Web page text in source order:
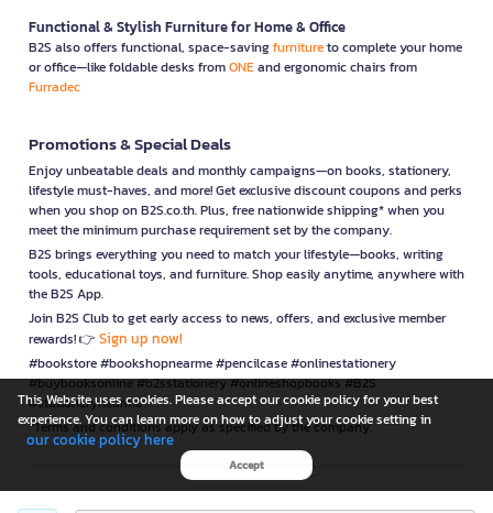
Functional & Stylish Furniture for Home & Office
B2S also offers functional, space-savingfurnitureto complete your home
or office—like foldable desks fromONEand ergonomic chairs from
Furradec
Promotions & Special Deals
Enjoy unbeatable deals and monthly campaigns—on books, stationery,
lifestyle must-haves, and more! Get exclusive discount coupons and perks
when you shop on B2S.co.th. Plus, free nationwide shipping* when you
meet the minimum purchase requirement set by the company.
B2S brings everything you need to match your lifestyle—books, writing
tools, educational toys, and furniture. Shop easily anytime, anywhere with
the B2S App.
Join B2S Club to get early access to news, offers, and exclusive member
rewards! 👉 Sign up now!
#bookstore #bookshopnearme #pencilcase #onlinestationery
#buybooksonline #b2sstationery #onlineshopbooks #B2S
#stationerynearme
*Terms and conditions apply as specified by the company.
is a company operating under
This Website uses cookies. Please accept our cookie policy for your best
experience. You can learn more on how to adjust your cookie setting in
our cookie policy here
Accept